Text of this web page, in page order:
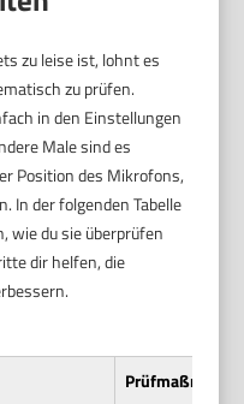
zu leise ist, lohnt es
zu prüfen.
in den Einstellungen
Male sind es
Position des Mikrofons,
In der folgenden Tabelle
wie du sie überprüfen
dir helfen, die
Prüfmaßnahme